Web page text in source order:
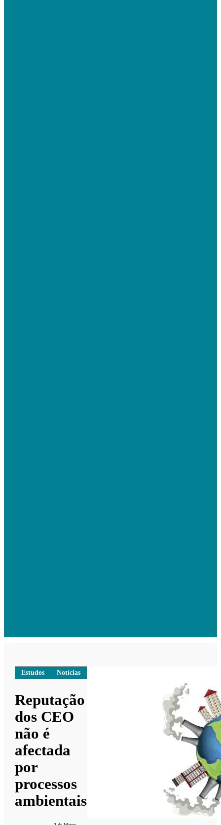
Estudos Notícias
Reputação
dos CEO
não é
afectada
por
processos
ambientais